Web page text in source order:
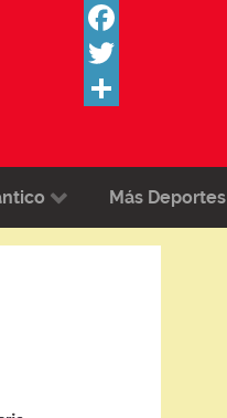
Facebook
Twitter
Más Deportes